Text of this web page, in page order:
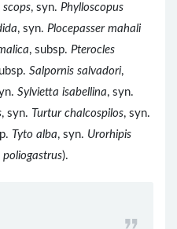
scops, syn. Phylloscopus
, syn. Plocepasser mahali
, subsp. Pterocles
Salpornis salvadori,
Sylvietta isabellina, syn.
, syn. Turtur chalcospilos, syn.
Tyto alba, syn. Urorhipis
poliogastrus).